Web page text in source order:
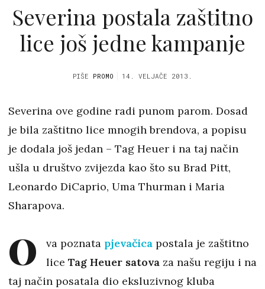
Severina postala zaštitno
lice još jedne kampanje
PIŠE PROMO 14. VELJAČE 2013.
Severina ove godine radi punom parom. Dosad
je bila zaštitno lice mnogih brendova, a popisu
je dodala još jedan – Tag Heuer i na taj način
ušla u društvo zvijezda kao što su Brad Pitt,
Leonardo DiCaprio, Uma Thurman i Maria
Sharapova.
O va poznata pjevačicapostala je zaštitno
lice Tag Heuer satovaza našu regiju i na
taj način posatala dio eksluzivnog kluba